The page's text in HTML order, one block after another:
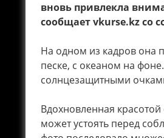
вновь привлекла
сообщает vkurse.kz со
На одном из кадров она
песке, с океаном на
солнцезащитными
Вдохновленная
может устоять перед